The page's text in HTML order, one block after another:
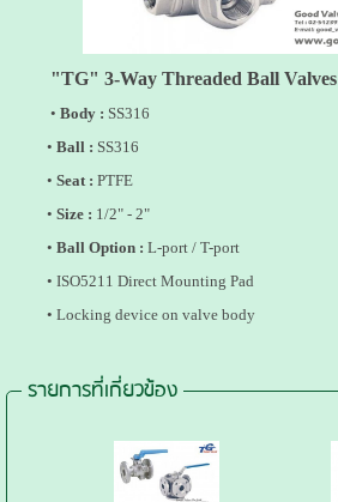
"TG" 3-Way Threaded Ball Valves
• Body : SS316
• Ball : SS316
• Seat : PTFE
• Size : 1/2" - 2"
• Ball Option : L-port / T-port
• ISO5211 Direct Mounting Pad
• Locking device on valve body
รายการที่เกี่ยวข้อง